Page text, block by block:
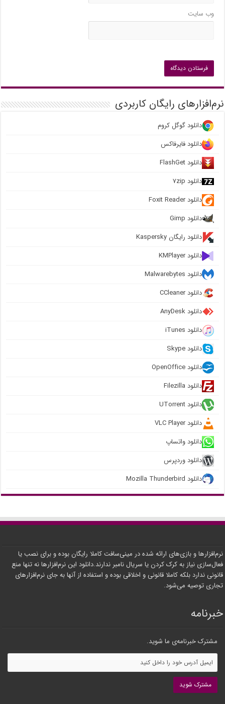
وب‌ سایت
نرم‌افزارهای رایگان کاربردی
دانلود گوگل کروم
دانلود فایرفاکس
دانلود FlashGet
دانلود ۷zip
دانلود Foxit Reader
دانلود Gimp
دانلود رایگان Kaspersky
دانلود KMPlayer
دانلود Malwarebytes
دانلود CCleaner
دانلود AnyDesk
دانلود iTunes
دانلود Skype
دانلود OpenOffice
دانلود Filezilla
دانلود UTorrent
دانلود VLC Player
دانلود واتساپ
دانلود وردپرس
دانلود Mozilla Thunderbird
نرم‌افزارها و بازی‌های ارائه شده در مینی‌سافت کاملا رایگان بوده و برای نصب یا
فعال‌سازی نیاز به کرک کردن یا سریال نامبر ندارند.دانلود این نرم‌افزارها نه تنها منع
قانونی ندارد بلکه کاملا قانونی و اخلاقی بوده و استفاده از آنها به جای نرم‌افزارهای
تجاری توصیه می‌شود.
خبرنامه
مشترک خبرنامه‌ی ما شوید.